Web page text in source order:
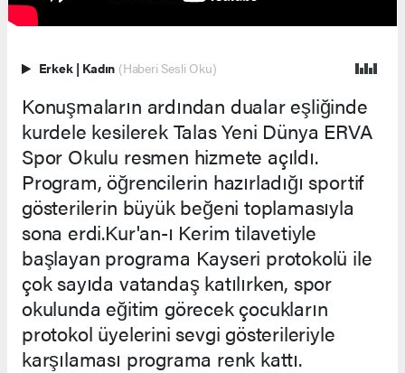
Erkek | Kadın (Haberi Sesli Oku)
Konuşmaların ardından dualar eşliğinde
kurdele kesilerek Talas Yeni Dünya ERVA
Spor Okulu resmen hizmete açıldı.
Program, öğrencilerin hazırladığı sportif
gösterilerin büyük beğeni toplamasıyla
sona erdi.Kur'an-ı Kerim tilavetiyle
başlayan programa Kayseri protokolü ile
çok sayıda vatandaş katılırken, spor
okulunda eğitim görecek çocukların
protokol üyelerini sevgi gösterileriyle
karşılaması programa renk kattı.